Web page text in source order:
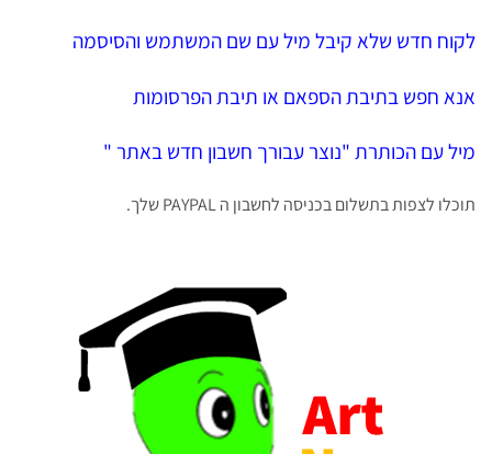
לקוח חדש שלא קיבל מיל עם שם המשתמש והסיסמה
אנא חפש בתיבת הספאם או תיבת הפרסומות
מיל עם הכותרת"נוצר עבורך חשבון חדש באתר "
תוכלו לצפות בתשלום בכניסה לחשבון ה PAYPAL שלך.